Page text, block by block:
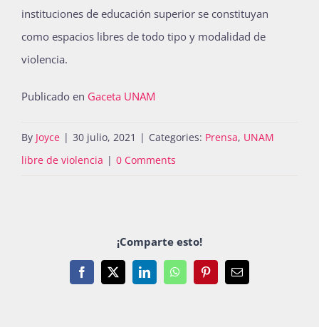
instituciones de educación superior se constituyan
como espacios libres de todo tipo y modalidad de
violencia.
Publicado en Gaceta UNAM
By Joyce | 30 julio, 2021 | Categories: Prensa, UNAM
libre de violencia | 0 Comments
¡Comparte esto!
Facebook
X LinkedInWhatsAppPinterestEmail